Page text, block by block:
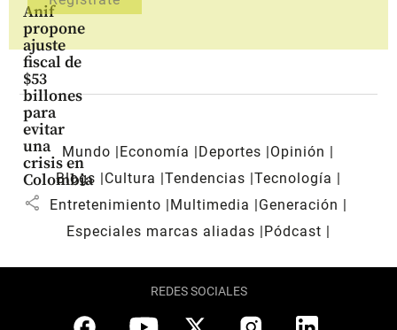
Anif
propone
ajuste
fiscal de
$53
billones
para
evitar
una
crisis en
Colombia
share
Mundo Economía Deportes
Opinión
Blogs
Cultura Tendencias Tecnología
Entretenimiento
Multimedia
Generación
Especiales marcas aliadas
Pódcast
REDES SOCIALES